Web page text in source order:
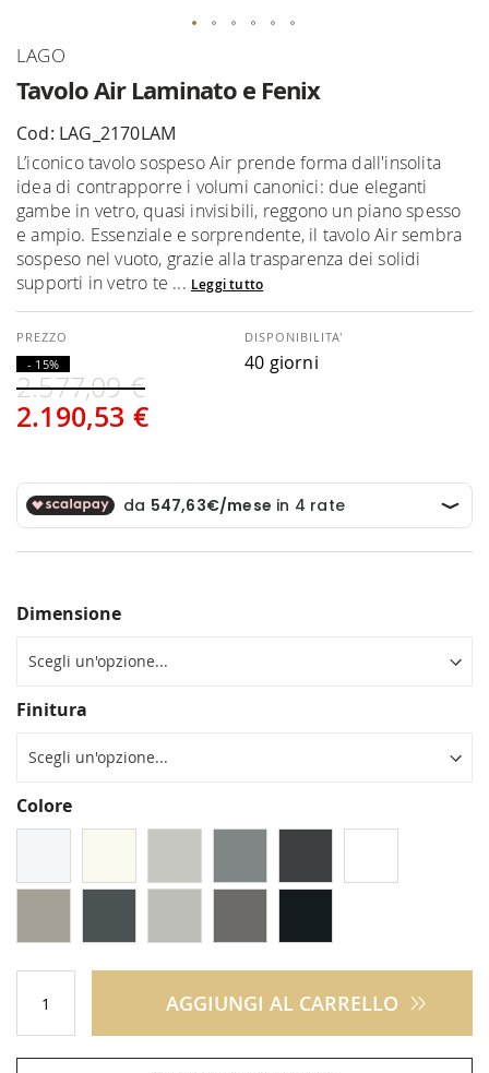
Tavolo Air Laminato e Fenix
LAGO
Cod: LAG_2170LAM
L’iconico tavolo sospeso Air prende forma dall'insolita
idea di contrapporre i volumi canonici: due eleganti
gambe in vetro, quasi invisibili, reggono un piano spesso
e ampio. Essenziale e sorprendente, il tavolo Air sembra
sospeso nel vuoto, grazie alla trasparenza dei solidi
supporti in vetro te ... Leggi tutto
2.190,53 €
2.577,09 €
- 15%
DISPONIBILITA'
40 giorni
Dimensione
Finitura
Colore
AGGIUNGI AL CARRELLO
Vai
della
galleria
di
immagini